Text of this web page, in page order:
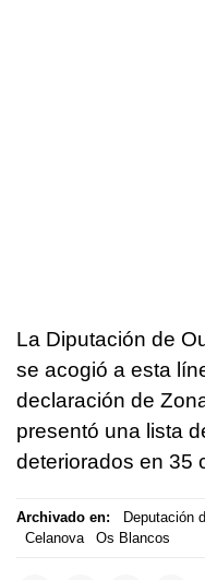
La Diputación de
se acogió a esta
declaración de
presentó una lista
deteriorados en 35
Archivado en: Deputación
Celanova
Os Blancos